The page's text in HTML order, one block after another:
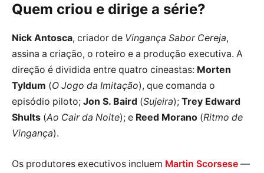
Quem criou e dirige a série?
Nick Antosca, criador de Vingança Sabor Cereja,
assina a criação, o roteiro e a produção executiva. A
direção é dividida entre quatro cineastas: Morten
Tyldum (O Jogo da Imitação), que comanda o
episódio piloto; Jon S. Baird (Sujeira); Trey Edward
Shults (Ao Cair da Noite); e Reed Morano (Ritmo de
Vingança).
Os produtores executivos incluem Martin Scorsese —